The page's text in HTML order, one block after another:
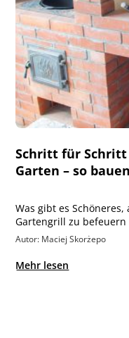
Schritt für
Garten – so
Was gibt es
Gartengrill zu
Autor: Maciej Skorżepo
Mehr lesen